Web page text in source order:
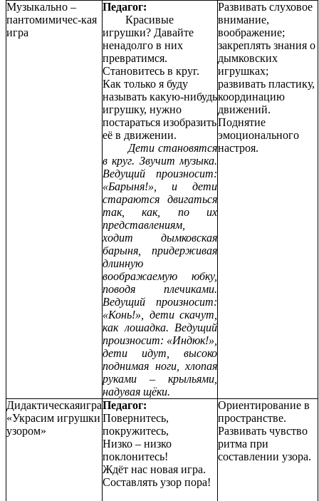
Музыкально –
пантомимичес-кая
игра
Педагог:
Красивые
игрушки? Давайте
ненадолго в них
превратимся.
Становитесь в круг.
Как только я буду
называть какую-нибудь
игрушку, нужно
постараться изобразить
её в движении.
Дети становятся
в круг. Звучит музыка.
Ведущий произносит:
«Барыня!», и дети
стараются двигаться
так, как, по их
представлениям,
ходит дымковская
барыня, придерживая
длинную
воображаемую юбку,
поводя плечиками.
Ведущий произносит:
«Конь!», дети скачут,
как лошадка. Ведущий
произносит: «Индюк!»,
дети идут, высоко
поднимая ноги, хлопая
руками – крыльями,
надувая щёки.
Развивать слуховое
внимание,
воображение;
закреплять знания о
дымковских
игрушках;
развивать пластику,
координацию
движений.
Поднятие
эмоционального
настроя.
Дидактическаяигра
«Украсим игрушки
узором»
Педагог:
Повернитесь,
покружитесь,
Низко – низко
поклонитесь!
Ждёт нас новая игра.
Составлять узор пора!
Ориентирование в
пространстве.
Развивать чувство
ритма при
составлении узора.